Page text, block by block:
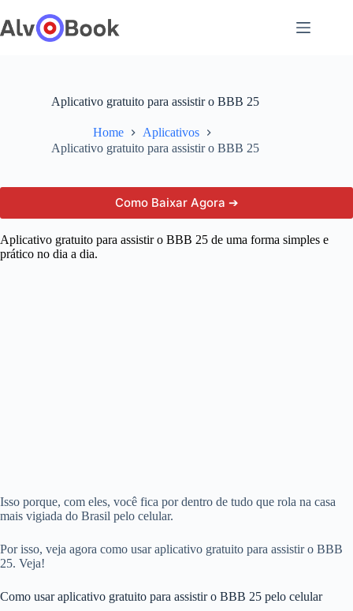
para
o
Aplicativo gratuito para assistir o BBB 25
Home
Aplicativos
Aplicativo gratuito para assistir o BBB 25
Como Baixar Agora ➔
Aplicativo gratuito para assistir o BBB 25 de uma forma simples e
prático no dia a dia.
Isso porque, com eles, você fica por dentro de tudo que rola na casa
mais vigiada do Brasil pelo celular.
Por isso, veja agora como usar aplicativo gratuito para assistir o BBB
25. Veja!
Como usar aplicativo gratuito para assistir o BBB 25 pelo celular